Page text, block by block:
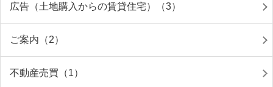
広告（土地購入からの賃貸住宅）（3）
ご案内（2）
不動産売買（1）